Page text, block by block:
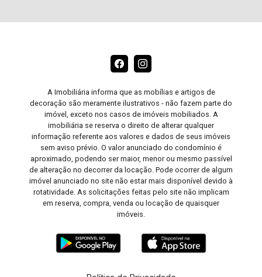
A Imobiliária informa que as mobílias e artigos de
decoração são meramente ilustrativos - não fazem parte do
imóvel, exceto nos casos de imóveis mobiliados. A
imobiliária se reserva o direito de alterar qualquer
informação referente aos valores e dados de seus imóveis
sem aviso prévio. O valor anunciado do condomínio é
aproximado, podendo ser maior, menor ou mesmo passível
de alteração no decorrer da locação. Pode ocorrer de algum
imóvel anunciado no site não estar mais disponível devido à
rotatividade. As solicitações feitas pelo site não implicam
em reserva, compra, venda ou locação de quaisquer
imóveis.